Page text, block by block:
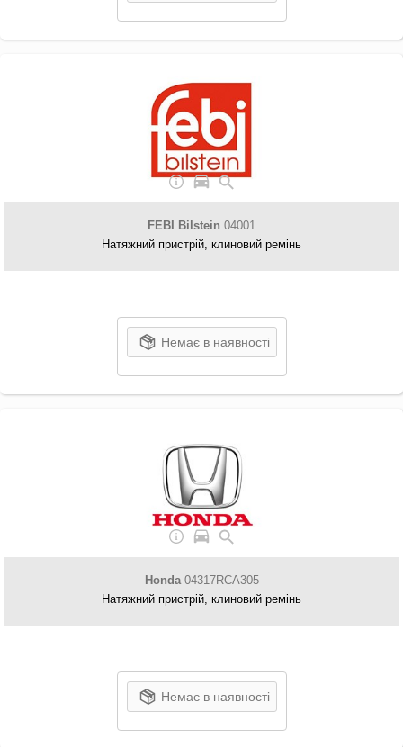
FEBI Bilstein 04001
Натяжний пристрій, клиновий ремінь
Немає в наявності
Honda04317RCA305
Натяжний пристрій, клиновий ремінь
Немає в наявності